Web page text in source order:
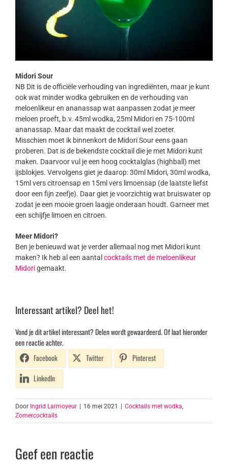
Midori Sour
NB Dit is de officiële verhouding van ingrediënten, maar je kunt
ook wat minder wodka gebruiken en de verhouding van
meloenlikeur en ananassap wat aanpassen zodat je meer
meloen proeft, b.v. 45ml wodka, 25ml Midori en 75-100ml
ananassap. Maar dat maakt de cocktail wel zoeter.
Misschien moet ik binnenkort de Midori Sour eens gaan
proberen. Dat is de bekendste cocktail die je met Midori kunt
maken. Daarvoor vul je een hoog cocktalglas (highball) met
ijsblokjes. Vervolgens giet je daarop: 30ml Midori, 30ml wodka,
15ml vers citroensap en 15ml vers limoensap (de laatste liefst
door een fijn zeefje). Daar giet je voorzichtig wat bruiswater op
zodat je een mooie groen laagje onderaan houdt. Garneer met
een schijfje limoen en citroen.
Meer Midori?
Ben je benieuwd wat je verder allemaal nog met Midori kunt
maken? Ik heb al een aantalcocktails met de meloenlikeur
Midorigemaakt.
Interessant artikel? Deel het!
Vond je dit artikel interessant? Delen wordt gewaardeerd. Of laat hieronder
een reactie achter.
Facebook
Twitter
Pinterest
LinkedIn
Door Ingrid Larmoyeur | 16 mei 2021 | Cocktails met wodka
Zomercocktails
Geef een reactie